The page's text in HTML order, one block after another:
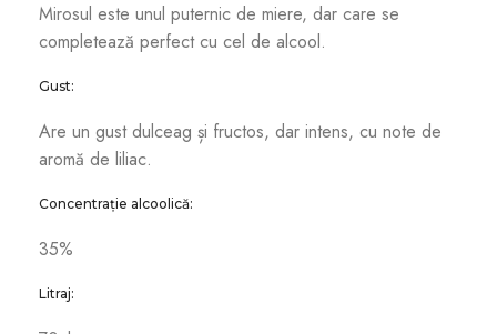
Mirosul este unul puternic de miere, dar care se
completează perfect cu cel de alcool.
Gust:
Are un gust dulceag și fructos, dar intens, cu note de
aromă de liliac.
Concentrație alcoolică:
35%
Litraj: